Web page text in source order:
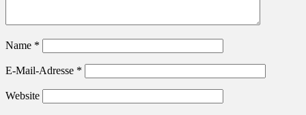
Name *
E-Mail-Adresse *
Website